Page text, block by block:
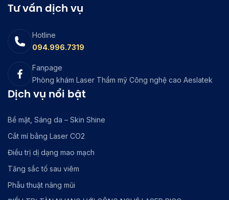
Tư vấn dịch vụ
Hotline
094.996.7319
Fanpage
Phòng khám Laser Thẩm mỹ Công nghệ cao Aeslatek
Dịch vụ nổi bật
Bề mặt, Sáng da – Skin Shine
Cắt mí bằng Laser CO2
Điều trị dị dạng mao mạch
Tăng sắc tố sau viêm
Phẫu thuật nâng mũi